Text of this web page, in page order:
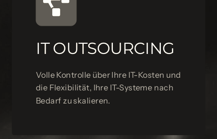
IT OUTSOURCING
Volle Kontrolle über Ihre IT-Kosten und
die Flexibilität, Ihre IT-Systeme nach
Bedarf zu skalieren.